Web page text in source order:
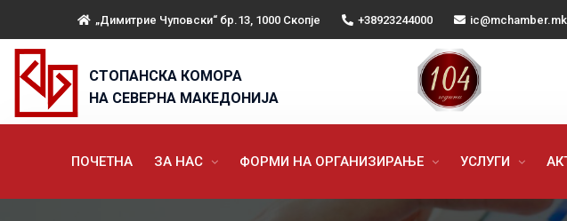
„Димитрие Чуповски“ бр.13, 1000 Скопје +38923244000 ic@mchamber.mk
СТОПАНСКА КОМОРА
НА СЕВЕРНА МАКЕДОНИЈА
ПОЧЕТНА ЗА НАС ФОРМИ НА ОРГАНИЗИРАЊЕ УСЛУГИ